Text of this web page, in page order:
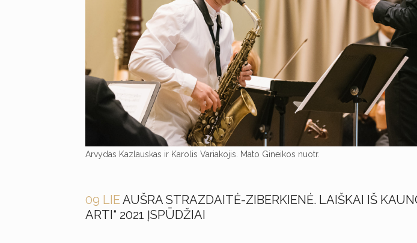
Arvydas Kazlauskas ir Karolis Variakojis. Mato Gineikos nuotr.
09 LIEAUŠRA STRAZDAITĖ-ZIBERKIENĖ. LAIŠKAI IŠ
ARTI“ 2021 ĮSPŪDŽIAI